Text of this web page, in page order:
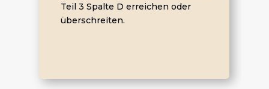
Teil 3 Spalte D erreichen oder
überschreiten.